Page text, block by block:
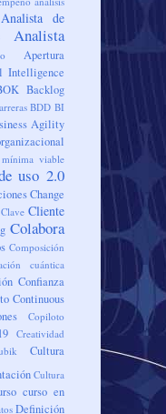
Analista de
Analista
Apertura
Intelligence
Backlog
BDD BI
Agility
mínima viable
uso 2.0
Change
Clave Cliente
Colabora
Composición
cuántica
Confianza
Continuous
Copiloto
Creatividad
Cultura
Cultura
curso en
Definición